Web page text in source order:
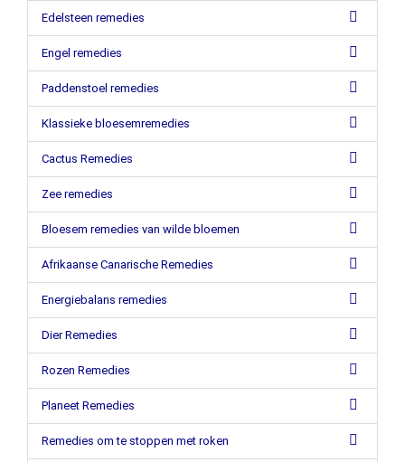
Edelsteen remedies
Engel remedies
Paddenstoel remedies
Klassieke bloesemremedies
Cactus Remedies
Zee remedies
Bloesem remedies van wilde bloemen
Afrikaanse Canarische Remedies
Energiebalans remedies
Dier Remedies
Rozen Remedies
Planeet Remedies
Remedies om te stoppen met roken